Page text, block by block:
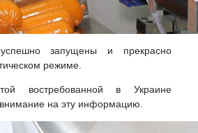
запущены и прекрасно
режиме.
востребованной в Украине
на эту информацию.